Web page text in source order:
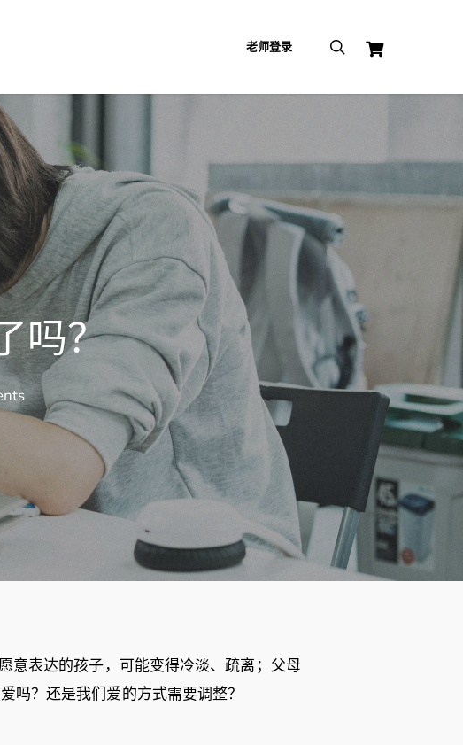
老师登录 search
吗？
意表达的孩子，可能变得冷淡、疏离；父母
吗？还是我们爱的方式需要调整？